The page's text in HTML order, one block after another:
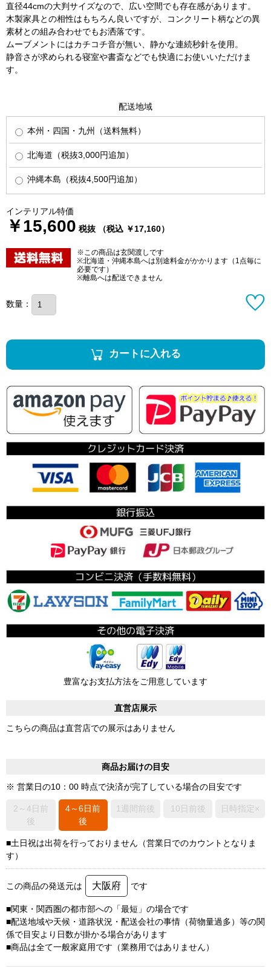
直径44cmの大判サイズなので、広い空間でも存在感があります。
木製家具との相性はもちろん良いですが、コンクリート柄などの異
素材との組み合わせでもお洒落です。
ムーブメントにはカチコチ音が無い、静かな連続秒針を使用。
静音さが求められる寝室や書斎などでも快適にお使いいただけま
す。
配送地域
本州・四国・九州（送料無料）
北海道（税抜3,000円追加）
沖縄本島（税抜4,500円追加）
インテリアル特価
￥15,600 税抜 （税込 ￥17,160）
※この商品は玄関渡しです
※北海道・沖縄本島へは別途料金がかかります（1点毎に
必要です）
※離島へは配送できません
数量：
カートに入れる
豊富なお支払方法をご用意しています
直営店展示
こちらの商品は直営店での展示はありません
商品お届けの目安
※ 営業日の10：00 時点で決済が完了している場合の目安です
2～4日前
後
4～6日前
後
1週間前後 10日前後 日時指定×
■土日祝は出荷を行っておりません（営業日でのカウントとなりま
す）
この商品の発送元は 大阪府 です
■関東・関西圏の都市部への「最短」の場合です
■配送地域や天候・道路状況・配送会社の事情（荷物量過多）等の関
係で目安より日数が掛かる場合があります
■商品は全て一般家庭用です（業務用ではありません）